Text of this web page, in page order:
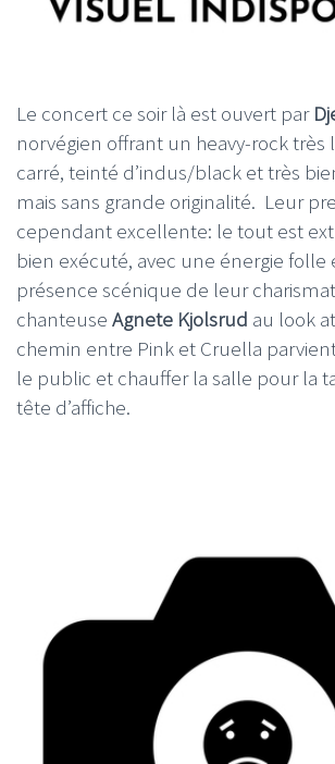
Le concert ce soir là est ouvert par
norvégien offrant un heavy-rock très
carré, teinté d’indus/black et très
mais sans grande originalité. Leur
cependant excellente: le tout est
bien exécuté, avec une énergie folle
présence scénique de leur
chanteuse Agnete Kjolsrud au look
chemin entre Pink et Cruella
le public et chauffer la salle pour la
tête d’affiche.